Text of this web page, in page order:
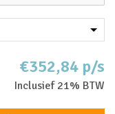
€352,84 p/s
Inclusief 21% BTW